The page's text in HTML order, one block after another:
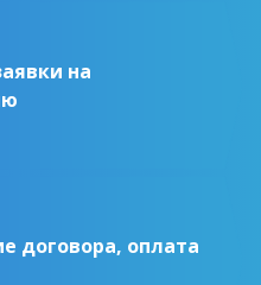
на
договора, оплата